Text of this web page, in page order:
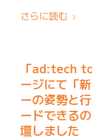
さらに読む
「ad:tech
ージにて「
ーの姿勢と
ードできる
壇しました